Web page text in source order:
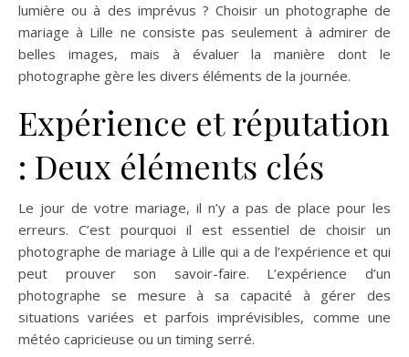
lumière ou à des imprévus ? Choisir un photographe de
mariage à Lille ne consiste pas seulement à admirer de
belles images, mais à évaluer la manière dont le
photographe gère les divers éléments de la journée.
Expérience et réputation
: Deux éléments clés
Le jour de votre mariage, il n’y a pas de place pour les
erreurs. C’est pourquoi il est essentiel de choisir un
photographe de mariage à Lille qui a de l’expérience et qui
peut prouver son savoir-faire. L’expérience d’un
photographe se mesure à sa capacité à gérer des
situations variées et parfois imprévisibles, comme une
météo capricieuse ou un timing serré.